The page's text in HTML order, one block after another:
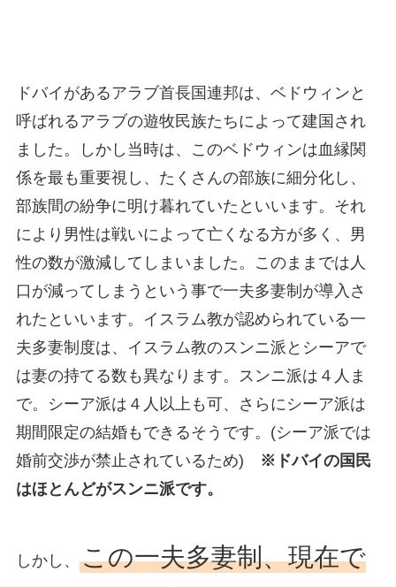
ドバイがあるアラブ首長国連邦は、ベドウィンと
呼ばれるアラブの遊牧民族たちによって建国され
ました。しかし当時は、このベドウィンは血縁関
係を最も重要視し、たくさんの部族に細分化し、
部族間の紛争に明け暮れていたといいます。それ
により男性は戦いによって亡くなる方が多く、男
性の数が激減してしまいました。このままでは人
口が減ってしまうという事で一夫多妻制が導入さ
れたといいます。イスラム教が認められている一
夫多妻制度は、イスラム教のスンニ派とシーアで
は妻の持てる数も異なります。スンニ派は４人ま
で。シーア派は４人以上も可、さらにシーア派は
期間限定の結婚もできるそうです。(シーア派では
婚前交渉が禁止されているため)
※ドバイの国民
はほとんどがスンニ派です。
しかし、 この一夫多妻制、現在で